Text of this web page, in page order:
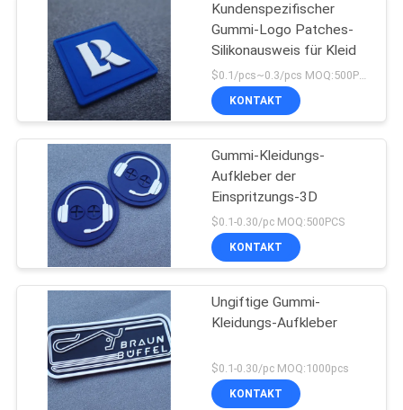
Kundenspezifischer
Gummi-Logo Patches-
Silikonausweis für Kleid
$0.1/pcs~0.3/pcs MOQ:500PCS
KONTAKT
Gummi-Kleidungs-
Aufkleber der
Einspritzungs-3D
$0.1-0.30/pc MOQ:500PCS
KONTAKT
Ungiftige Gummi-
Kleidungs-Aufkleber
$0.1-0.30/pc MOQ:1000pcs
KONTAKT